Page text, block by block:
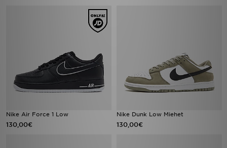
Nike Air Force 1 Low
130,00€
Nike Dunk Low Miehet
130,00€